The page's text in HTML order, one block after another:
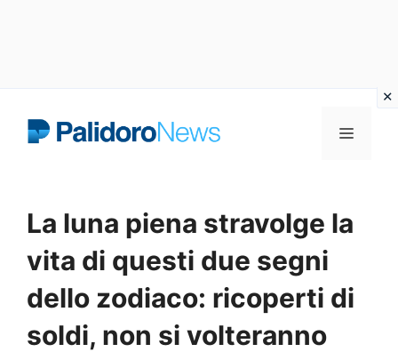
Menu
La luna piena stravolge la
vita di questi due segni
dello zodiaco: ricoperti di
soldi, non si volteranno